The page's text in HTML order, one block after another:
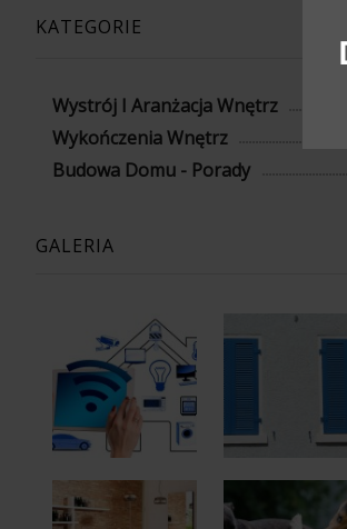
KATEGORIE
Wystrój I Aranżacja Wnętrz
Wykończenia Wnętrz
Budowa Domu - Porady
GALERIA